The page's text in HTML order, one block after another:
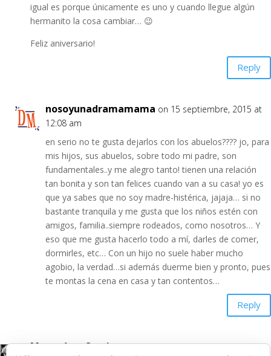
igual es porque únicamente es uno y cuando llegue algún
hermanito la cosa cambiar… 😉
Feliz aniversario!
Reply
nosoyunadramamama on 15 septiembre, 2015 at
12:08 am
en serio no te gusta dejarlos con los abuelos???? jo, para
mis hijos, sus abuelos, sobre todo mi padre, son
fundamentales..y me alegro tanto! tienen una relación
tan bonita y son tan felices cuando van a su casa! yo es
que ya sabes que no soy madre-histérica, jajaja… si no
bastante tranquila y me gusta que los niños estén con
amigos, familia..siempre rodeados, como nosotros… Y
eso que me gusta hacerlo todo a mí, darles de comer,
dormirles, etc… Con un hijo no suele haber mucho
agobio, la verdad…si además duerme bien y pronto, pues
te montas la cena en casa y tan contentos…
Reply
MamadeunSurvivor on 14 septiembre, 2015 at 6:21 pm